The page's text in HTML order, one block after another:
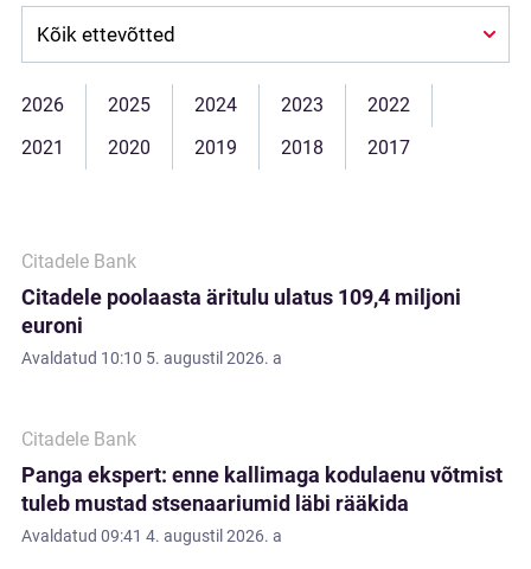
Company:
2026 2025 2024 2023
2022
2021
2020 2019 2018 2017
Citadele Bank
Citadele poolaasta äritulu ulatus 109,4 miljoni
euroni
Avaldatud 10:10 5. augustil 2026. a
Citadele Bank
Panga ekspert: enne kallimaga kodulaenu võtmist
tuleb mustad stsenaariumid läbi rääkida
Avaldatud 09:41 4. augustil 2026. a